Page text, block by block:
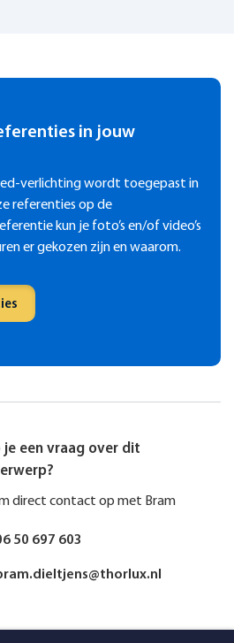
in jouw
verlichting wordt toegepast in
referenties op de
kun je foto’s en/of video’s
er gekozen zijn en waarom.
je een vraag over dit
direct contact op met Bram
50 697 603